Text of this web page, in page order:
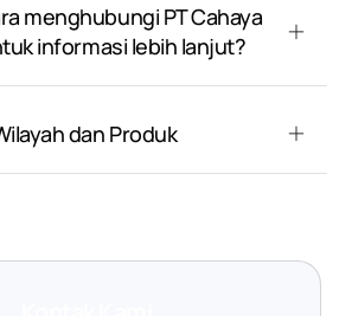
menghubungi PT Cahaya
informasi lebih lanjut?
dan Produk